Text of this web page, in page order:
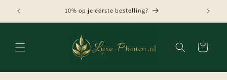
naar de
content
10% op je eerste bestelling?
Winkelwagen